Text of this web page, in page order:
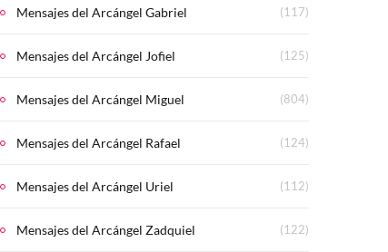
Mensajes del Arcángel Gabriel (117)
Mensajes del Arcángel Jofiel (125)
Mensajes del Arcángel Miguel (804)
Mensajes del Arcángel Rafael (124)
Mensajes del Arcángel Uriel (112)
Mensajes del Arcángel Zadquiel (122)